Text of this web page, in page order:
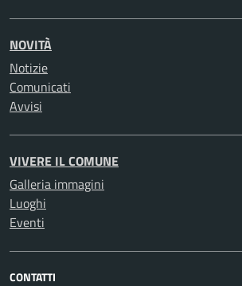
NOVITÀ
Notizie
Comunicati
Avvisi
VIVERE IL COMUNE
Galleria immagini
Luoghi
Eventi
CONTATTI